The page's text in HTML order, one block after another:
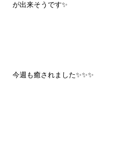
が出来そうです✨
今週も癒されました✨✨✨